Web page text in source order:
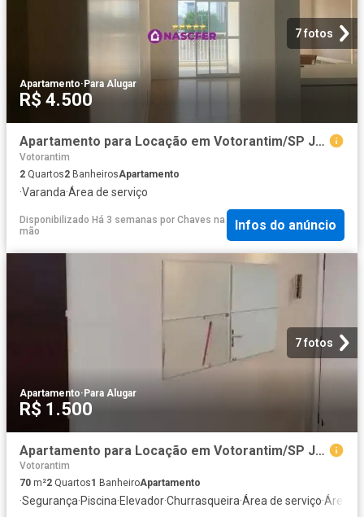
7 fotos
Apartamento· Para Alugar
R$ 4.500
Apartamento para Locação em Votorantim/SP Jardim Maria José 2 Quartos
Votorantim
2 Quartos2 BanheirosApartamento
·Varanda·Área de serviço
Disponibilizado Há 3 semanas por Chaves na
mão
Infos do anúncio
7 fotos
Apartamento·Para Alugar
R$ 1.500
Apartamento para Locação em Votorantim/SP Jardim Clarice I 2 Quartos
Votorantim
70 m²2 Quartos1 BanheiroApartamento
·Segurança·Piscina·Elevador·Churrasqueira·Área de serviço·Área